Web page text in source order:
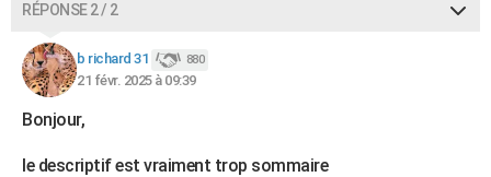
RÉPONSE 2 / 2
b richard 31 880
21 févr. 2025 à 09:39
Bonjour,
le descriptif est vraiment trop sommaire